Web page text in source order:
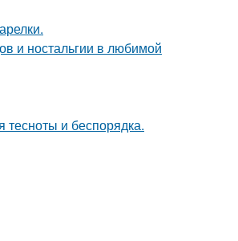
и ностальгии в любимой
и беспорядка.